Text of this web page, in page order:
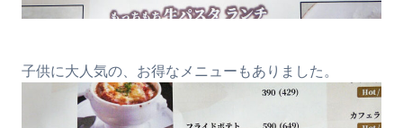
子供に大人気の、お得なメニューもありました。